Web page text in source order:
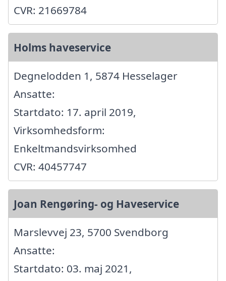
CVR: 21669784
Holms haveservice
Degnelodden 1, 5874 Hesselager
Ansatte:
Startdato: 17. april 2019,
Virksomhedsform:
Enkeltmandsvirksomhed
CVR: 40457747
Joan Rengøring- og Haveservice
Marslevvej 23, 5700 Svendborg
Ansatte:
Startdato: 03. maj 2021,